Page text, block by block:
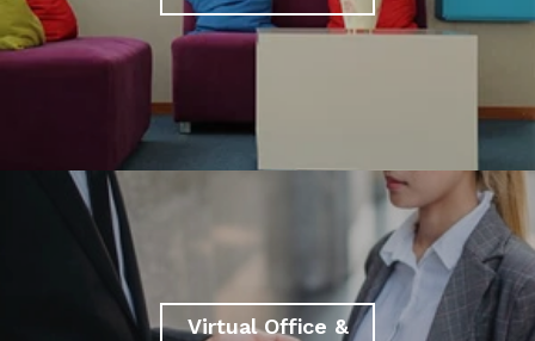
Virtual Office &